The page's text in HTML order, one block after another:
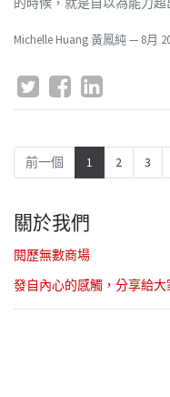
Michelle Huang 黃鳳純— 8月
前一個 1 2 3
關於我們
閱歷無數商場
發自內心的感觸，分享給大